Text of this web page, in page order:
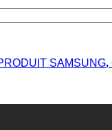
SAMSUNG,